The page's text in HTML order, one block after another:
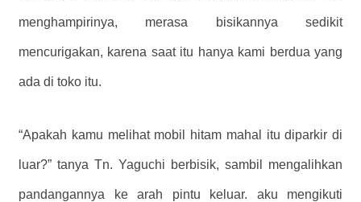
menghampirinya, merasa bisikannya sedikit
mencurigakan, karena saat itu hanya kami berdua yang
ada di toko itu.
“Apakah kamu melihat mobil hitam mahal itu diparkir di
luar?” tanya Tn. Yaguchi berbisik, sambil mengalihkan
pandangannya ke arah pintu keluar. aku mengikuti